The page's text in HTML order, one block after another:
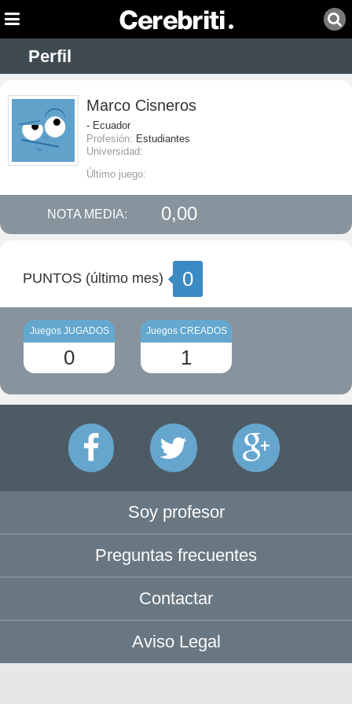
Perfil
Marco Cisneros
- Ecuador
Profesión: Estudiantes
Universidad:
Último juego:
NOTA MEDIA: 0,00
PUNTOS (último mes) 0
Juegos JUGADOS
0
Juegos CREADOS
1
Soy profesor
Preguntas frecuentes
Contactar
Aviso Legal